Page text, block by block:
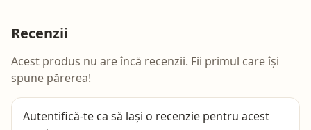
Recenzii
Acest produs nu are încă recenzii. Fii primul care își
spune părerea!
Autentifică-te ca să lași o recenzie pentru acest